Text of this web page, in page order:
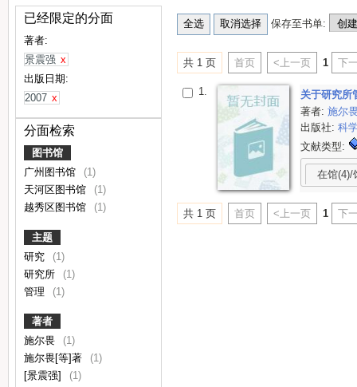
已经限定的分面
著者:
景震强 x
出版日期:
2007 x
分面检索
图书馆
广州图书馆
(1)
天河区图书馆
(1)
越秀区图书馆
(1)
主题
研究
(1)
研究所
(1)
管理
(1)
著者
施尔畏
(1)
施尔畏[等]著
(1)
[景震强]
(1)
保存至书单:
共 1 页 首页 <上一页 1 下
1.
关于研究所
著者:施尔
出版社:科
文献类型:
在馆(4)/
共 1 页 首页 <上一页 1 下